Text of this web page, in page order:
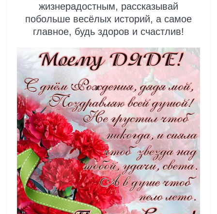
жизнерадостным, рассказывай
побольше весёлых историй, а самое
главное, будь здоров и счастлив!